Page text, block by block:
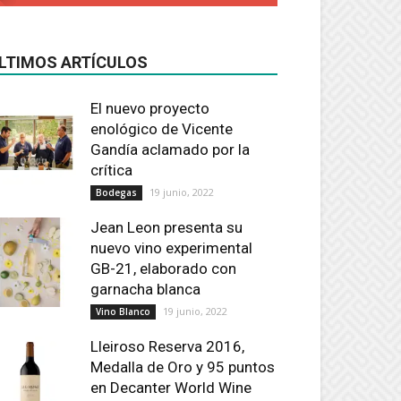
ARTÍCULOS
El nuevo proyecto
enológico de Vicente
Gandía aclamado por la
crítica
Bodegas 19 junio, 2022
Jean Leon presenta su
nuevo vino experimental
GB-21, elaborado con
garnacha blanca
Vino Blanco 19 junio, 2022
Lleiroso Reserva 2016,
Medalla de Oro y 95 puntos
en Decanter World Wine